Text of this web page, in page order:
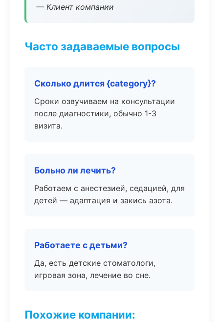
— Клиент компании
Часто задаваемые вопросы
Сколько длится {category}?
Сроки озвучиваем на консультации
после диагностики, обычно 1-3
визита.
Больно ли лечить?
Работаем с анестезией, седацией, для
детей — адаптация и закись азота.
Работаете с детьми?
Да, есть детские стоматологи,
игровая зона, лечение во сне.
Похожие компании: